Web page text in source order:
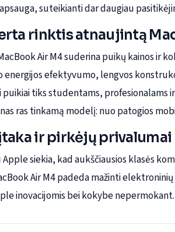
suteikianti dar daugiau
rinktis atnaujintą
Air M4 suderina puikų kainos ir
energijos efektyvumo, lengvos
tiks studentams, profesionalams
ras tinkamą modelį: nuo patogios
ir pirkėjų privalumai
Apple siekia, kad aukščiausios klasės
Air M4 padeda mažinti
inovacijomis bei kokybe nepermokant.